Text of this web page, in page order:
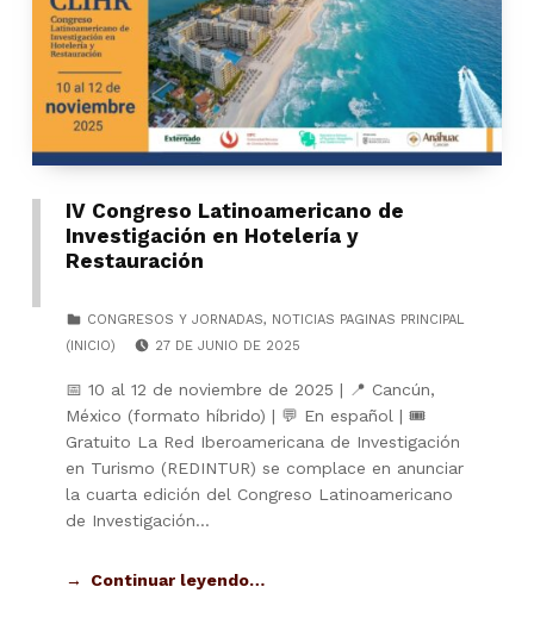
IV Congreso Latinoamericano de
Investigación en Hotelería y
Restauración
CONGRESOS Y JORNADAS, NOTICIAS PAGINAS PRINCIPAL
(INICIO)
27 DE JUNIO DE 2025
📅 10 al 12 de noviembre de 2025 | 📍 Cancún,
México (formato híbrido) | 💬 En español | 🎟️
Gratuito La Red Iberoamericana de Investigación
en Turismo (REDINTUR) se complace en anunciar
la cuarta edición del Congreso Latinoamericano
de Investigación…
Continuar leyendo…